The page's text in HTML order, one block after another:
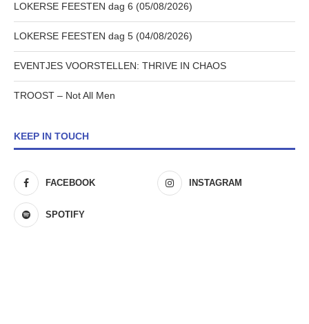
LOKERSE FEESTEN dag 6 (05/08/2026)
LOKERSE FEESTEN dag 5 (04/08/2026)
EVENTJES VOORSTELLEN: THRIVE IN CHAOS
TROOST – Not All Men
KEEP IN TOUCH
FACEBOOK INSTAGRAM
SPOTIFY